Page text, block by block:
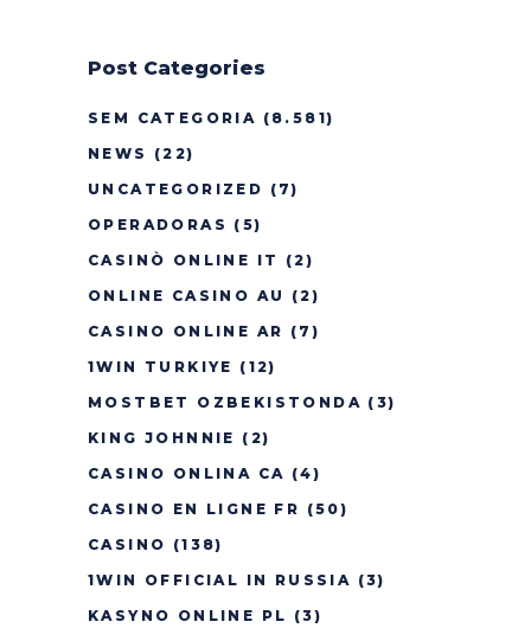
Post Categories
SEM CATEGORIA (8.581)
NEWS
(22)
UNCATEGORIZED (7)
OPERADORAS (5)
CASINÒ ONLINE IT
(2)
ONLINE CASINO AU
(2)
CASINO ONLINE AR (7)
1WIN TURKIYE (12)
MOSTBET OZBEKISTONDA (3)
KING JOHNNIE (2)
CASINO ONLINA CA (4)
CASINO EN LIGNE FR (50)
CASINO (138)
1WIN OFFICIAL IN RUSSIA (3)
KASYNO ONLINE PL (3)